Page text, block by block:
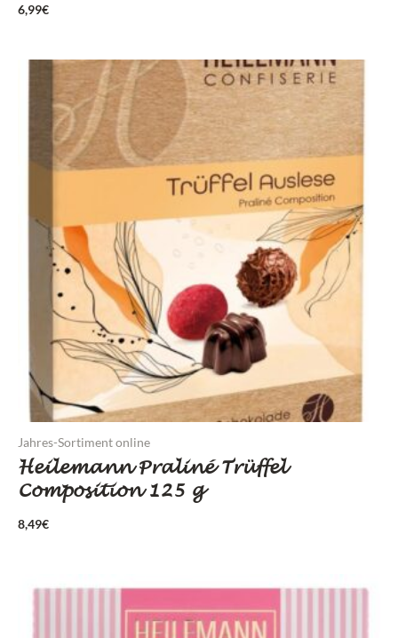
6,99€
Jahres-Sortiment online
Heilemann Praliné Trüffel
Composition 125 g
8,49€